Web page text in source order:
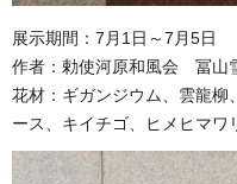
展示期間：7月1日～7月5日
作者：勅使河原和風会 冨山
花材：ギガンジウム、雲龍柳
ース、キイチゴ、ヒメヒマワ